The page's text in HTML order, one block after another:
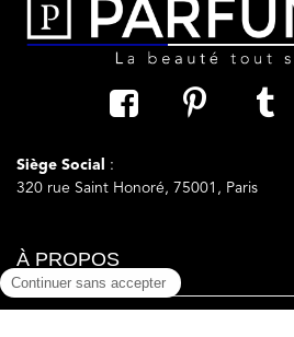
Siège Social
:
320 rue Saint Honoré, 75001, Paris
À PROPOS